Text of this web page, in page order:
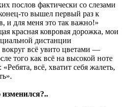
послов фактически со слезами
то вышел первый раз к
и для меня это так важно!»
красная ковровая дорожка, мои
дистанции
всё увито цветами —
того как всё на высокой ноте
всё, хватит себя жалеть,
изменился?..